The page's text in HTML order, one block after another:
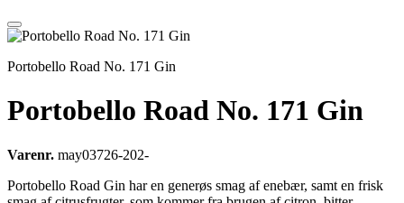
Portobello Road No. 171 Gin
Portobello Road No. 171 Gin
Varenr. may03726-202-
Portobello Road Gin har en generøs smag af enebær, samt en frisk